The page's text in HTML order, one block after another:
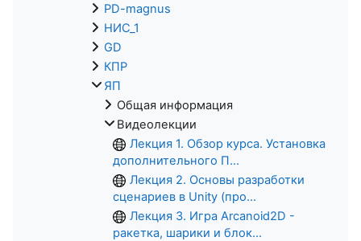
PD-magnus
НИС_1
GD
КПР
ЯП
Общая информация
Видеолекции
Лекция 1. Обзор курса. Установка
дополнительного П...
Лекция 2. Основы разработки
сценариев в Unity (про...
Лекция 3. Игра Arcanoid2D -
ракетка, шарики и блок...